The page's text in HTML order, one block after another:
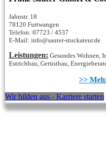
Jahnstr. 18
78120 Furtwangen
Telefon: 07723 / 4537
E-Mail: info@sauter-stuckateur.de
Leistungen: Gesundes Wohnen,
Estrichbau, Gerüstbau,
>>
Wir bilden aus - Karriere starten